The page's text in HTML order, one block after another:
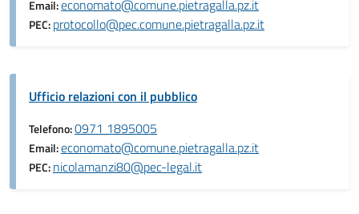
Email:economato@comune.pietragalla.pz.it
PEC:protocollo@pec.comune.pietragalla.pz.it
Ufficio relazioni con il pubblico
Telefono:0971 1895005
Email:economato@comune.pietragalla.pz.it
PEC:nicolamanzi80@pec-legal.it